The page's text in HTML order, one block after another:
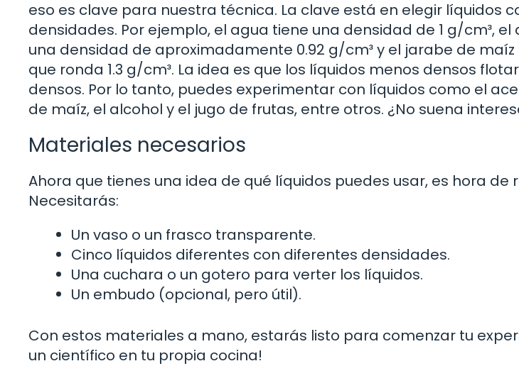
eso es clave para nuestra técnica. La clave está en elegir líquidos
densidades. Por ejemplo, el agua tiene una densidad de 1 g/cm³,
una densidad de aproximadamente 0.92 g/cm³ y el jarabe de
que ronda 1.3 g/cm³. La idea es que los líquidos menos densos
densos. Por lo tanto, puedes experimentar con líquidos como el
de maíz, el alcohol y el jugo de frutas, entre otros. ¿No suena
Materiales necesarios
Ahora que tienes una idea de qué líquidos puedes usar, es hora de
Necesitarás:
Un vaso o un frasco transparente.
Cinco líquidos diferentes con diferentes densidades.
Una cuchara o un gotero para verter los líquidos.
Un embudo (opcional, pero útil).
Con estos materiales a mano, estarás listo para comenzar tu
un científico en tu propia cocina!